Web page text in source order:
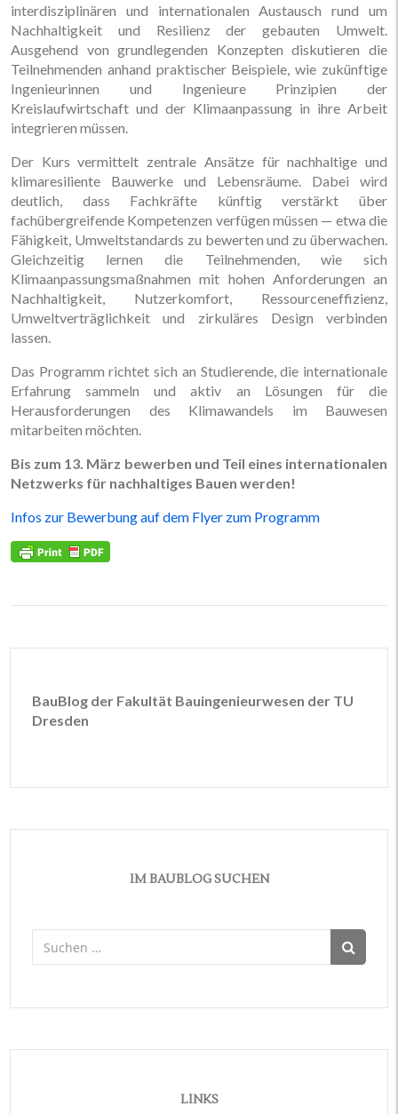
interdisziplinären und internationalen Austausch rund um
Nachhaltigkeit und Resilienz der gebauten Umwelt.
Ausgehend von grundlegenden Konzepten diskutieren die
Teilnehmenden anhand praktischer Beispiele, wie zukünftige
Ingenieurinnen und Ingenieure Prinzipien der
Kreislaufwirtschaft und der Klimaanpassung in ihre Arbeit
integrieren müssen.
Der Kurs vermittelt zentrale Ansätze für nachhaltige und
klimaresiliente Bauwerke und Lebensräume. Dabei wird
deutlich, dass Fachkräfte künftig verstärkt über
fachübergreifende Kompetenzen verfügen müssen — etwa die
Fähigkeit, Umweltstandards zu bewerten und zu überwachen.
Gleichzeitig lernen die Teilnehmenden, wie sich
Klimaanpassungsmaßnahmen mit hohen Anforderungen an
Nachhaltigkeit, Nutzerkomfort, Ressourceneffizienz,
Umweltverträglichkeit und zirkuläres Design verbinden
lassen.
Das Programm richtet sich an Studierende, die internationale
Erfahrung sammeln und aktiv an Lösungen für die
Herausforderungen des Klimawandels im Bauwesen
mitarbeiten möchten.
Bis zum 13. März bewerben und Teil eines internationalen
Netzwerks für nachhaltiges Bauen werden!
Infos zur Bewerbung auf dem Flyer zum Programm
BauBlog der Fakultät Bauingenieurwesen der TU
Dresden
IM BAUBLOG SUCHEN
nach:
LINKS